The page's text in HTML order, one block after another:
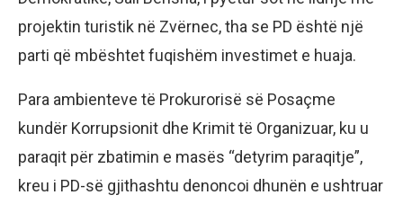
projektin turistik në Zvërnec, tha se PD është një
parti që mbështet fuqishëm investimet e huaja.
Para ambienteve të Prokurorisë së Posaçme
kundër Korrupsionit dhe Krimit të Organizuar, ku u
paraqit për zbatimin e masës “detyrim paraqitje”,
kreu i PD-së gjithashtu denoncoi dhunën e ushtruar